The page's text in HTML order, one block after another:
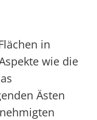
in
wie die
Ästen